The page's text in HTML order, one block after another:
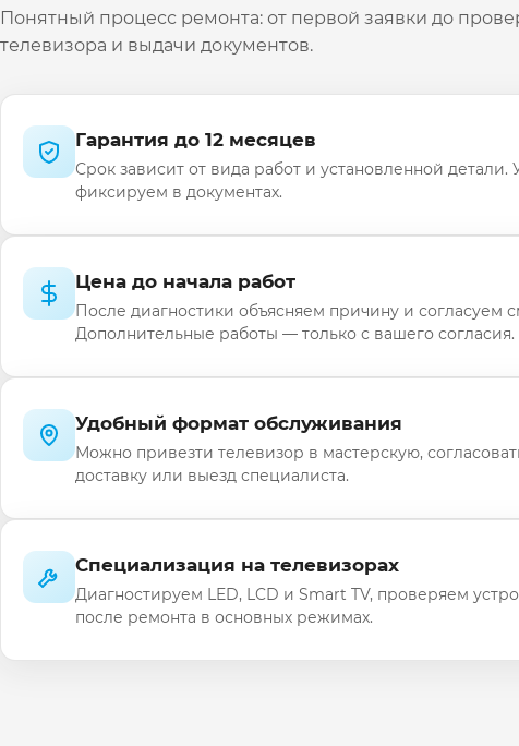
Понятный процесс ремонта: от первой заявки до
телевизора и выдачи документов.
Гарантия до 12 месяцев
Срок зависит от вида работ и установленной детали.
фиксируем в документах.
Цена до начала работ
После диагностики объясняем причину и согласуем
Дополнительные работы — только с вашего согласия.
Удобный формат обслуживания
Можно привезти телевизор в мастерскую,
доставку или выезд специалиста.
Специализация на телевизорах
Диагностируем LED, LCD и Smart TV, проверяем
после ремонта в основных режимах.